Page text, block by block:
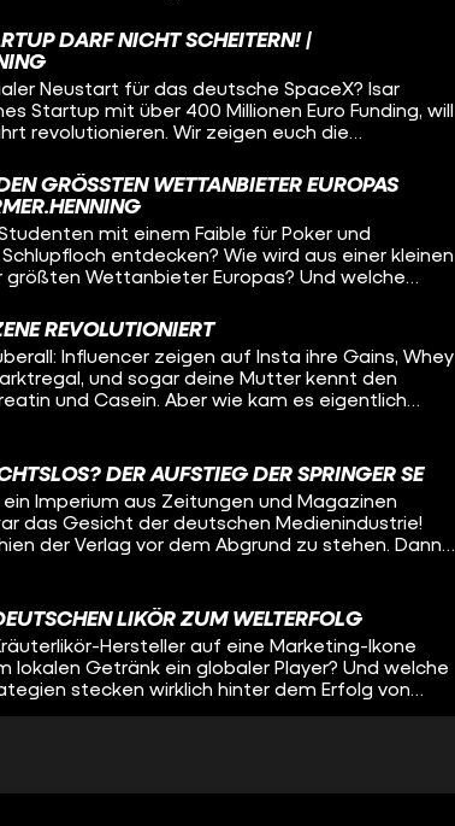
deutschen Küchen wurde. Von der kuriosen
bis hin zum innovativen Geschäftsmodell und
– das steckt wirklich hinter dem
DARF NICHT SCHEITERN! |
Neustart für das deutsche SpaceX? Isar
Startup mit über 400 Millionen Euro Funding, will
revolutionieren. Wir zeigen euch die
Geschäftsmodell bis zum ersten,
Kann Isar Aerospace die hohen
"German Engineering" im All neu definieren?
GRÖSSTEN WETTANBIETER EUROPAS B
mit einem Faible für Poker und
entdecken? Wie wird aus einer kleinen
größten Wettanbieter Europas? Und welche
Ein Unternehmen, das Fußballstadien prägt,
und dabei immer wieder am Rand der Legalität
getroffen, mit Experten gesprochen und
Anfänge von Tipico bekommen.
REVOLUTIONIERT
Influencer zeigen auf Insta ihre Gains, Whey
und sogar deine Mutter kennt den
und Casein. Aber wie kam es eigentlich
Gym mit Industriehallen-Charme begann,
Infrastruktur mit über 900 Standorten weltweit.
DER AUFSTIEG DER SPRINGER SE
Imperium aus Zeitungen und Magazinen
das Gesicht der deutschen Medienindustrie!
der Verlag vor dem Abgrund zu stehen. Dann
mit Mathias Döpfner formte sie das
sondern baute es zu einem der
Medienkonzerne der Welt aus.
LIKÖR ZUM WELTERFOLG
Hersteller auf eine Marketing-Ikone
lokalen Getränk ein globaler Player? Und welche
stecken wirklich hinter dem Erfolg von